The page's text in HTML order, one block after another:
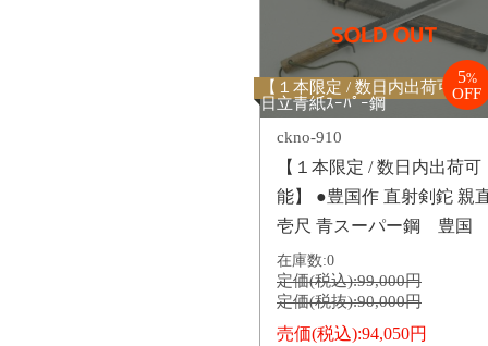
【１本限定 / 数日内出荷可
日立青紙ｽｰﾊﾟｰ鋼
5%
OFF
ckno-910
【１本限定 / 数日内出荷可
能】 ●豊国作 直射剣鉈 親
壱尺 青スーパー鋼 豊国
在庫数:0
定価(税込):99,000円
定価(税抜):90,000円
売価(税込):94,050円